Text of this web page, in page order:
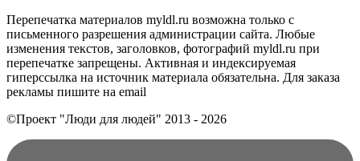
Перепечатка материалов myldl.ru возможна только с
письменного разрешения администрации сайта. Любые
изменения текстов, заголовков, фотографий myldl.ru при
перепечатке запрещены. Активная и индексируемая
гиперссылка на источник материала обязательна. Для заказа
рекламы пишите на еmail
©Проект "Люди для людей" 2013 - 2026